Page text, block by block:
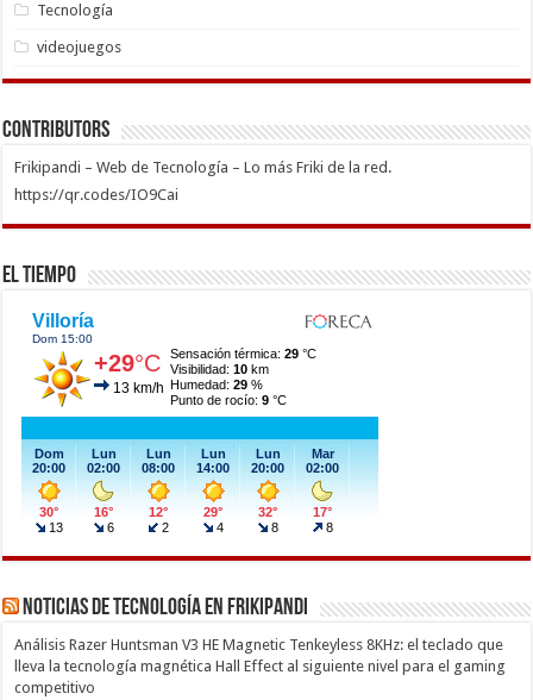
Tecnología
videojuegos
Contributors
Frikipandi – Web de Tecnología – Lo más Friki de la red.
https://qr.codes/IO9Cai
El Tiempo
Noticias de Tecnología en Frikipandi
Análisis Razer Huntsman V3 HE Magnetic Tenkeyless 8KHz: el teclado que
lleva la tecnología magnética Hall Effect al siguiente nivel para el gaming
competitivo